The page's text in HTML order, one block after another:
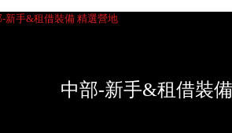
中部-新手&租借裝